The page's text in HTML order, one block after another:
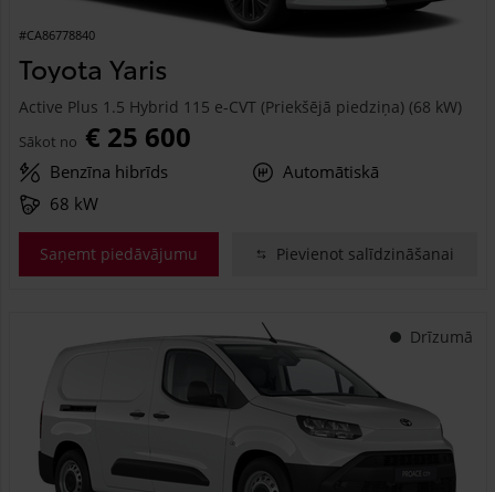
#CA86778840
Toyota Yaris
Active Plus 1.5 Hybrid 115 e-CVT (Priekšējā piedziņa) (68 kW)
Sākot no € 25 600
Benzīna hibrīds
Automātiskā
68 kW
Saņemt piedāvājumu Pievienot salīdzināšanai
Drīzumā